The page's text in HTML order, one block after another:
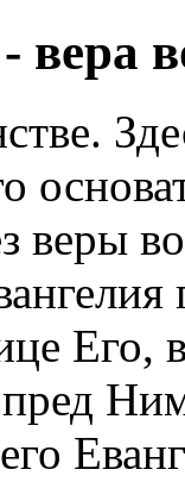
вера
веры
Его,